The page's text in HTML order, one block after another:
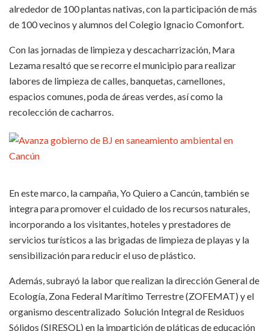
alrededor de 100 plantas nativas, con la participación de más
de 100 vecinos y alumnos del Colegio Ignacio Comonfort.
Con las jornadas de limpieza y descacharrización, Mara
Lezama resaltó que se recorre el municipio para realizar
labores de limpieza de calles, banquetas, camellones,
espacios comunes, poda de áreas verdes, así como la
recolección de cacharros.
En este marco, la campaña, Yo Quiero a Cancún, también se
integra para promover el cuidado de los recursos naturales,
incorporando a los visitantes, hoteles y prestadores de
servicios turísticos a las brigadas de limpieza de playas y la
sensibilización para reducir el uso de plástico.
Además, subrayó la labor que realizan la dirección General de
Ecología, Zona Federal Marítimo Terrestre (ZOFEMAT) y el
organismo descentralizado Solución Integral de Residuos
Sólidos (SIRESOL) en la impartición de pláticas de educación